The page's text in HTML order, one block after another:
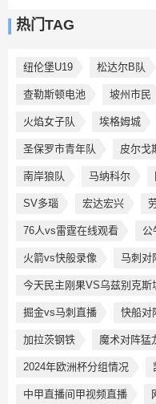
热门TAG
纽伦堡U19 松达尔B队
查勒斯顿电池 坡州市民
火焰女子队 埃格姆城
圣保罗市青年队 皮尔戈
南岸狼队 马纳科尔
SV多瑙 宏达宏兴
76人vs雷霆在线观看 公
火箭vs快般录像 马刺对
今天民主刚果VS乌兹别克斯
掘金vs马刺直播 快船对
加拉茨钢铁 魔术对阵猛
2024年欧洲杯分组情况
中甲直播间甲视频直播